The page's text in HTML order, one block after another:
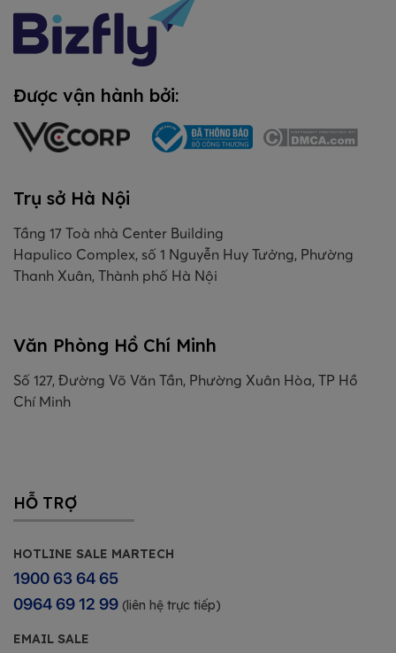
Được vận hành bởi:
Trụ sở Hà Nội
Tầng 17 Toà nhà Center Building
Hapulico Complex, số 1 Nguyễn Huy Tưởng, Phường
Thanh Xuân, Thành phố Hà Nội
Văn Phòng Hồ Chí Minh
Số 127, Đường Võ Văn Tần, Phường Xuân Hòa, TP Hồ
Chí Minh
HỖ TRỢ
HOTLINE SALE MARTECH
1900 63 64 65
0964 69 12 99 (liên hệ trực tiếp)
EMAIL SALE